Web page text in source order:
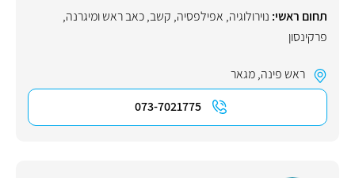
תחום ראשי: נוירולוגיה, אפילפסיה, קשב,כאב ראש ומיגרנה,
פרקינסון
ראש פינה,מגאר
073-7021775